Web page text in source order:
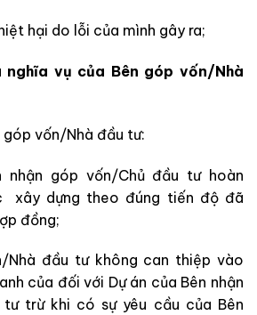
hại do lỗi của mình gây ra;
nghĩa vụ của Bên góp vốn/Nhà
góp vốn/Nhà đầu tư:
nhận góp vốn/Chủ đầu tư hoàn
xây dựng theo đúng tiến độ đã
đồng;
Nhà đầu tư không can thiệp vào
của đối với Dự án của Bên nhận
trừ khi có sự yêu cầu của Bên